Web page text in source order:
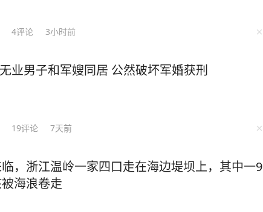
4评论 3小时前
业男子和军嫂同居 公然破坏军婚获刑
19评论 7天前
，浙江温岭一家四口走在海边堤坝上，其中一9
海浪卷走